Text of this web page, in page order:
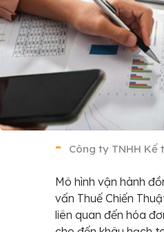
Công ty TNHH Kế
Mô hình vận hành
vấn Thuế Chiến
liên quan đến hóa